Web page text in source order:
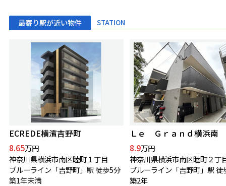
最寄り駅が近い物件 STATION
ECREDE横濱吉野町
8.65万円
神奈川県横浜市南区睦町１丁目
ブルーライン「吉野町」駅 徒歩5分
築1年未満
Ｌｅ Ｇｒａｎｄ横浜南
8.9万円
神奈川県横浜市南区睦町２丁
築2年